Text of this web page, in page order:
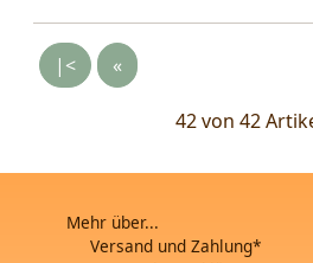
|< «
42 von 42
Mehr über...
Versand und Zahlung*